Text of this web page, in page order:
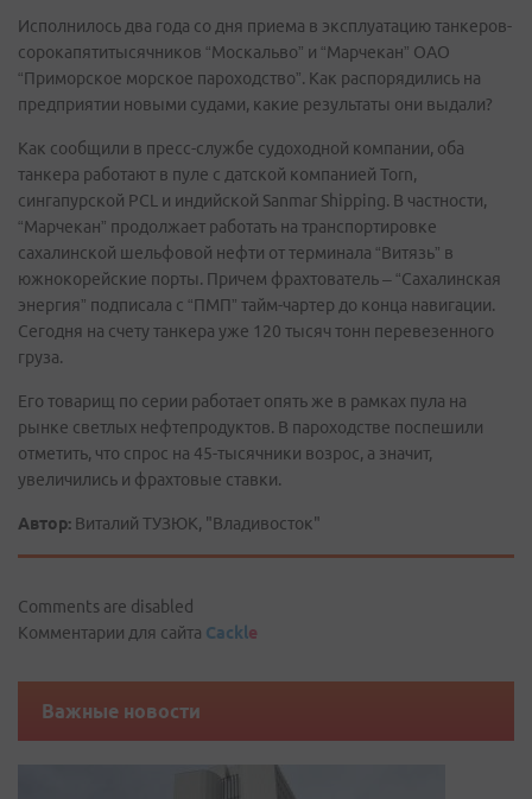
Исполнилось два года со дня приема в эксплуатацию танкеров-
сорокапятитысячников “Москальво” и “Марчекан” ОАО
“Приморское морское пароходство”. Как распорядились на
предприятии новыми судами, какие результаты они выдали?
Как сообщили в пресс-службе судоходной компании, оба
танкера работают в пуле с датской компанией Torn,
сингапурской PCL и индийской Sanmar Shipping. В частности,
“Марчекан” продолжает работать на транспортировке
сахалинской шельфовой нефти от терминала “Витязь” в
южнокорейские порты. Причем фрахтователь – “Сахалинская
энергия” подписала с “ПМП” тайм-чартер до конца навигации.
Сегодня на счету танкера уже 120 тысяч тонн перевезенного
груза.
Его товарищ по серии работает опять же в рамках пула на
рынке светлых нефтепродуктов. В пароходстве поспешили
отметить, что спрос на 45-тысячники возрос, а значит,
увеличились и фрахтовые ставки.
Автор: Виталий ТУЗЮК, "Владивосток"
Comments are disabled
Комментарии для сайта Cackle
Важные новости